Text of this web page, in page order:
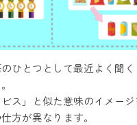
ひとつとして最近よく聞く
ビス」と似た意味のイメー
方が異なります。